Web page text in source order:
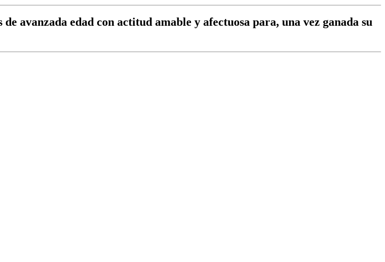
avanzada edad con actitud amable y afectuosa para, una vez ganada su